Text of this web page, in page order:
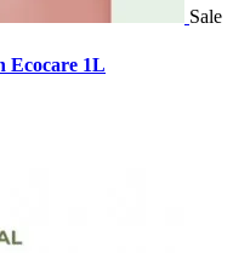
Sale
Ecocare 1L